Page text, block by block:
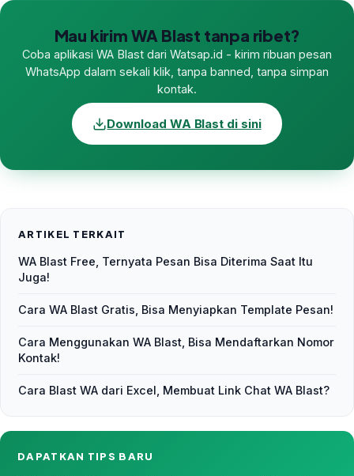
Mau kirim WA Blast tanpa ribet?
Coba aplikasi WA Blast dari Watsap.id - kirim ribuan pesan
WhatsApp dalam sekali klik, tanpa banned, tanpa simpan
kontak.
Download WA Blast di sini
ARTIKEL TERKAIT
WA Blast Free, Ternyata Pesan Bisa Diterima Saat Itu
Juga!
Cara WA Blast Gratis, Bisa Menyiapkan Template Pesan!
Cara Menggunakan WA Blast, Bisa Mendaftarkan Nomor
Kontak!
Cara Blast WA dari Excel, Membuat Link Chat WA Blast?
DAPATKAN TIPS BARU